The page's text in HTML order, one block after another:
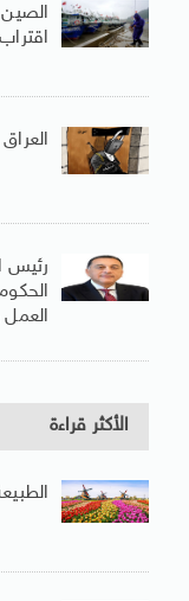
رئيس
العمل
الأكثر قراءة